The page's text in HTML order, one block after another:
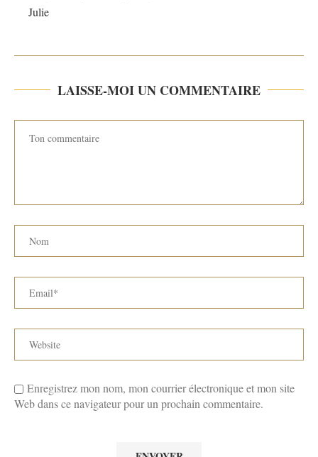
Julie
LAISSE-MOI UN COMMENTAIRE
Enregistrez mon nom, mon courrier électronique et mon site
Web dans ce navigateur pour un prochain commentaire.